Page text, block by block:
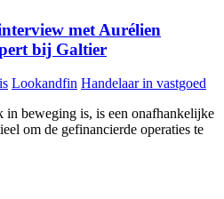
met Aurélien
bij Galtier
Lookandfin Handelaar in vastgoed
in beweging is, is een onafhankelijke
om de gefinancierde operaties te